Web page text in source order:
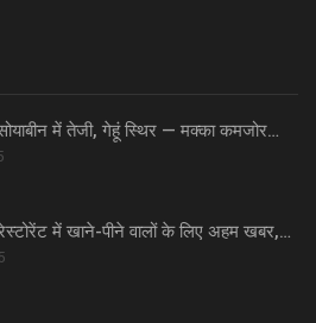
में तेजी, गेहूं स्थिर — मक्का कमजोर…
में खाने-पीने वालों के लिए अहम खबर,…